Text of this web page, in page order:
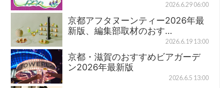
2026.6.29 06:00
京都アフタヌーンティー2026年最
新版、編集部取材のおす…
2026.6.19 13:00
京都・滋賀のおすすめビアガーデ
ン2026年最新版
2026.6.5 13:00